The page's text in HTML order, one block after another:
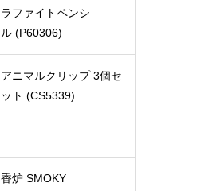
ラファイトペンシ
ル (P60306)
アニマルクリップ 3個セ
ット (CS5339)
香炉 SMOKY